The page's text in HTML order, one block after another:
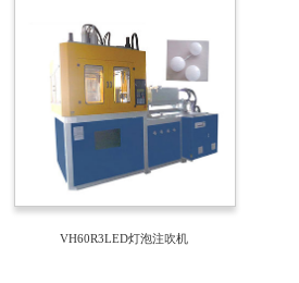
VH60R3LED灯泡注吹机